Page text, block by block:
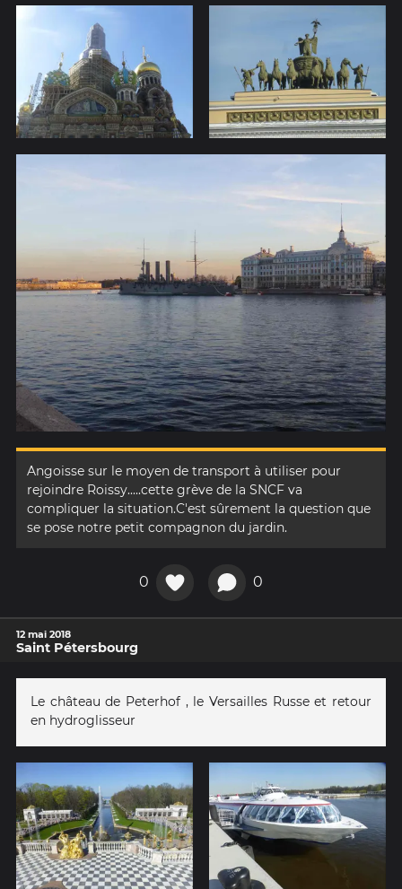
Angoisse sur le moyen de transport à utiliser pour
rejoindre Roissy.....cette grève de la SNCF va
compliquer la situation.C'est sûrement la question que
se pose notre petit compagnon du jardin.
0 0
12 mai 2018
Saint Pétersbourg
Le château de Peterhof , le Versailles Russe et retour
en hydroglisseur